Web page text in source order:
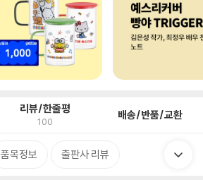
리뷰/한줄평
100 배송/반품/교환
품목정보 출판사 리뷰